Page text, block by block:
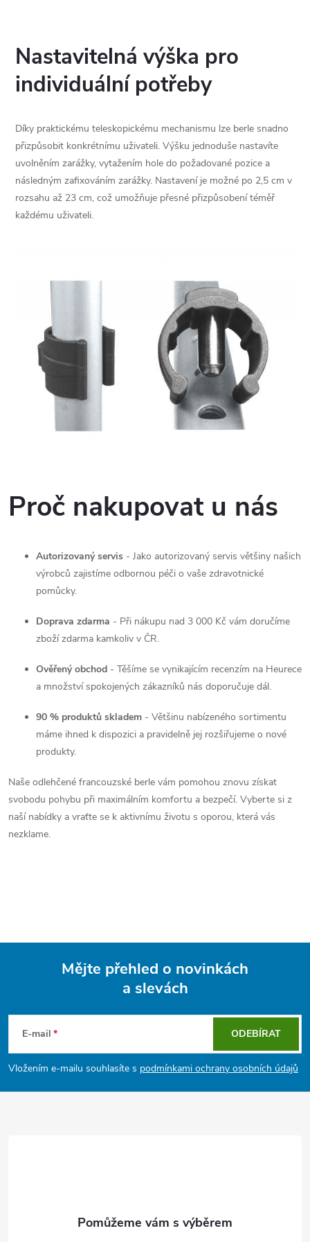
Nastavitelná výška pro
individuální potřeby
Díky praktickému teleskopickému mechanismu lze berle snadno
přizpůsobit konkrétnímu uživateli. Výšku jednoduše nastavíte
uvolněním zarážky, vytažením hole do požadované pozice a
následným zafixováním zarážky. Nastavení je možné po 2,5 cm v
rozsahu až 23 cm, což umožňuje přesné přizpůsobení téměř
každému uživateli.
Proč nakupovat u nás
Autorizovaný servis - Jako autorizovaný servis většiny našich
výrobců zajistíme odbornou péči o vaše zdravotnické
pomůcky.
Doprava zdarma - Při nákupu nad 3 000 Kč vám doručíme
zboží zdarma kamkoliv v ČR.
Ověřený obchod - Těšíme se vynikajícím recenzím na Heurece
a množství spokojených zákazníků nás doporučuje dál.
90 % produktů skladem - Většinu nabízeného sortimentu
máme ihned k dispozici a pravidelně jej rozšiřujeme o nové
produkty.
Naše odlehčené francouzské berle vám pomohou znovu získat
svobodu pohybu při maximálním komfortu a bezpečí. Vyberte si z
naší nabídky a vraťte se k aktivnímu životu s oporou, která vás
nezklame.
p
a
Mějte přehled o novinkách
a slevách
E-mail
Vložením e-mailu souhlasíte s podmínkami ochrany osobních údajů
ODEBÍRAT